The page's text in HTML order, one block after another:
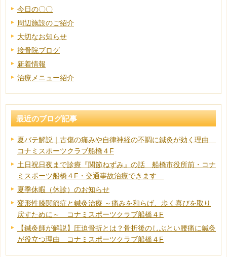
今日の〇〇
周辺施設のご紹介
大切なお知らせ
接骨院ブログ
新着情報
治療メニュー紹介
最近のブログ記事
夏バテ解説｜古傷の痛みや自律神経の不調に鍼灸が効く理由
コナミスポーツクラブ船橋４F
土日祝日夜まで診療『関節ねずみ』の話 船橋市役所前・コナ
ミスポーツ船橋４F・交通事故治療できます
夏季休暇（休診）のお知らせ
変形性膝関節症と鍼灸治療 ～痛みを和らげ、歩く喜びを取り
戻すために～ コナミスポーツクラブ船橋４F
【鍼灸師が解説】圧迫骨折とは？骨折後のしぶとい腰痛に鍼灸
が役立つ理由 コナミスポーツクラブ船橋４F